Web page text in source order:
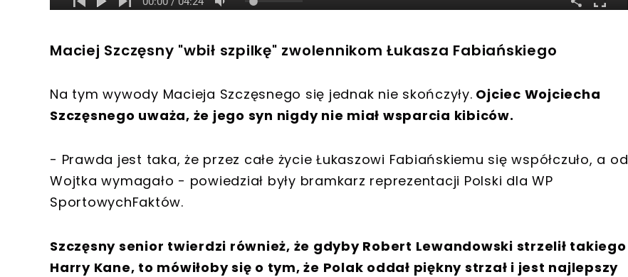
Maciej Szczęsny "wbił szpilkę" zwolennikom Łukasza Fabiańskiego
Na tym wywody Macieja Szczęsnego się jednak nie skończyły. Ojciec Wojciecha
Szczęsnego uważa, że jego syn nigdy nie miał wsparcia kibiców.
- Prawda jest taka, że przez całe życie Łukaszowi Fabiańskiemu się współczuło, a od
Wojtka wymagało - powiedział były bramkarz reprezentacji Polski dla WP
SportowychFaktów.
Szczęsny senior twierdzi również, że gdyby Robert Lewandowski strzelił takiego
Harry Kane, to mówiłoby się o tym, że Polak oddał piękny strzał i jest najlepszy